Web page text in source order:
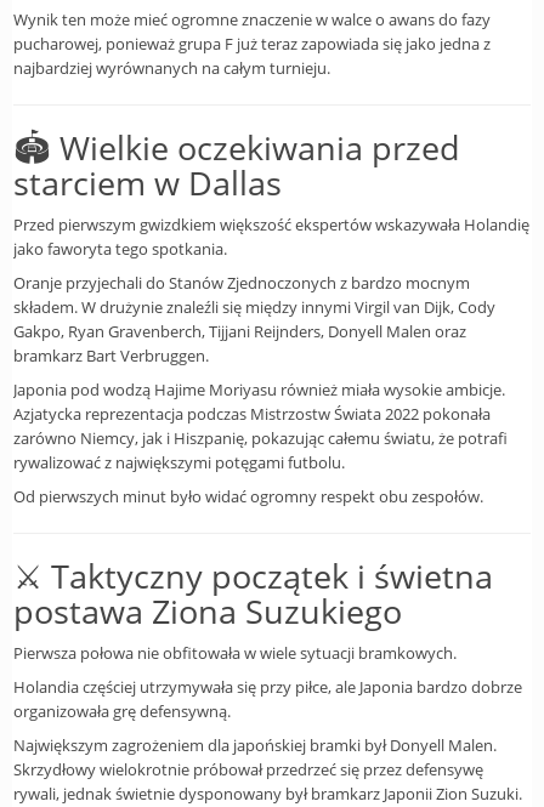
Wynik ten może mieć ogromne znaczenie w walce o awans do fazy
pucharowej, ponieważ grupa F już teraz zapowiada się jako jedna z
najbardziej wyrównanych na całym turnieju.
🏟️ Wielkie oczekiwania przed
starciem w Dallas
Przed pierwszym gwizdkiem większość ekspertów wskazywała Holandię
jako faworyta tego spotkania.
Oranje przyjechali do Stanów Zjednoczonych z bardzo mocnym
składem. W drużynie znaleźli się między innymi Virgil van Dijk, Cody
Gakpo, Ryan Gravenberch, Tijjani Reijnders, Donyell Malen oraz
bramkarz Bart Verbruggen.
Japonia pod wodzą Hajime Moriyasu również miała wysokie ambicje.
Azjatycka reprezentacja podczas Mistrzostw Świata 2022 pokonała
zarówno Niemcy, jak i Hiszpanię, pokazując całemu światu, że potrafi
rywalizować z największymi potęgami futbolu.
Od pierwszych minut było widać ogromny respekt obu zespołów.
⚔️ Taktyczny początek i świetna
postawa Ziona Suzukiego
Pierwsza połowa nie obfitowała w wiele sytuacji bramkowych.
Holandia częściej utrzymywała się przy piłce, ale Japonia bardzo dobrze
organizowała grę defensywną.
Największym zagrożeniem dla japońskiej bramki był Donyell Malen.
Skrzydłowy wielokrotnie próbował przedrzeć się przez defensywę
rywali, jednak świetnie dysponowany był bramkarz Japonii Zion Suzuki.